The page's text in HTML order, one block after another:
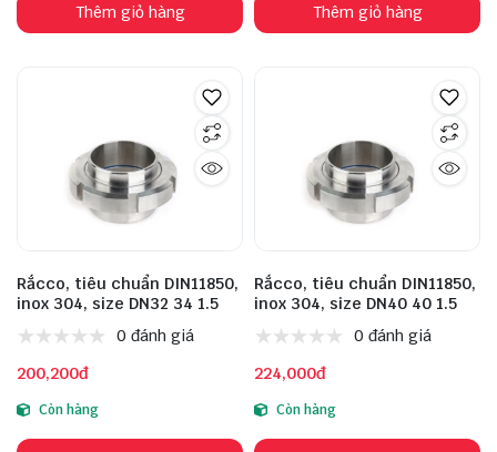
Thêm giỏ hàng Thêm giỏ hàng
Rắcco, tiêu chuẩn DIN11850,
inox 304, size DN32 34 1.5
0 đánh giá
200,200đ
Còn hàng
Rắcco, tiêu chuẩn DIN11850,
inox 304, size DN40 40 1.5
0 đánh giá
224,000đ
Còn hàng